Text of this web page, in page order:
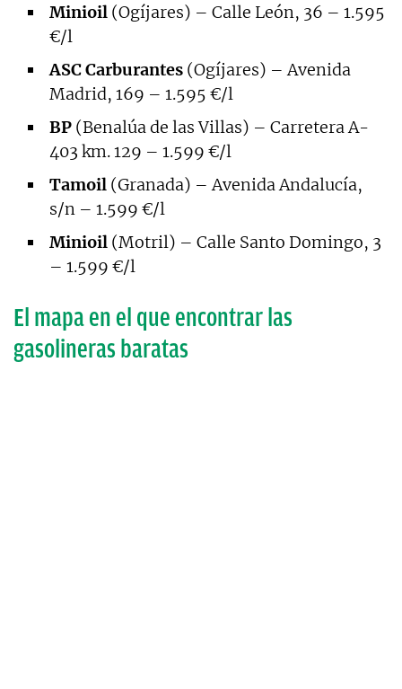
Minioil (Ogíjares) – Calle León, 36 – 1.595
€/l
ASC Carburantes (Ogíjares) – Avenida
Madrid, 169 – 1.595 €/l
BP (Benalúa de las Villas) – Carretera A-
403 km. 129 – 1.599 €/l
Tamoil (Granada) – Avenida Andalucía,
s/n – 1.599 €/l
Minioil (Motril) – Calle Santo Domingo, 3
– 1.599 €/l
El mapa en el que encontrar las
gasolineras baratas